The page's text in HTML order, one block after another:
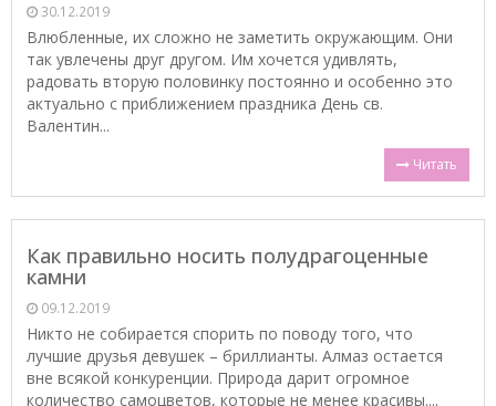
30.12.2019
Влюбленные, их сложно не заметить окружающим. Они
так увлечены друг другом. Им хочется удивлять,
радовать вторую половинку постоянно и особенно это
актуально с приближением праздника День св.
Валентин...
Читать
Как правильно носить полудрагоценные
камни
09.12.2019
Никто не собирается спорить по поводу того, что
лучшие друзья девушек – бриллианты. Алмаз остается
вне всякой конкуренции. Природа дарит огромное
количество самоцветов, которые не менее красивы....